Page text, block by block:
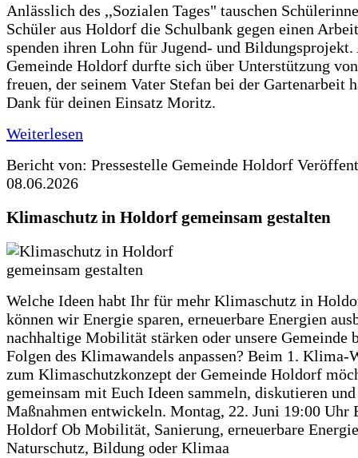
Anlässlich des ,,Sozialen Tages" tauschen
Schüler aus Holdorf die Schulbank gegen einen
spenden ihren Lohn für Jugend- und Bildungsprojekt.
Gemeinde Holdorf durfte sich über Unterstützung
freuen, der seinem Vater Stefan bei der Gartenarbeit
Dank für deinen Einsatz Moritz.
Weiterlesen
Bericht von: Pressestelle Gemeinde Holdorf
08.06.2026
Klimaschutz in Holdorf gemeinsam gestalten
Welche Ideen habt Ihr für mehr Klimaschutz in
können wir Energie sparen, erneuerbare Energien
nachhaltige Mobilität stärken oder unsere Gemeinde
Folgen des Klimawandels anpassen? Beim 1. Klima-
zum Klimaschutzkonzept der Gemeinde Holdorf
gemeinsam mit Euch Ideen sammeln, diskutieren
Maßnahmen entwickeln. Montag, 22. Juni 19:00 Uhr
Holdorf Ob Mobilität, Sanierung, erneuerbare
Naturschutz, Bildung oder Klimaa